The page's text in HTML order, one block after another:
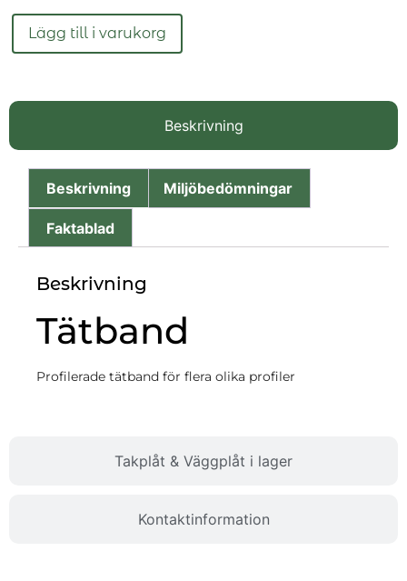
Lägg till i varukorg
Beskrivning
Takplåt & Väggplåt i lager
Kontaktinformation
Beskrivning Miljöbedömningar
Faktablad
Beskrivning
Tätband
Profilerade tätband för flera olika profiler